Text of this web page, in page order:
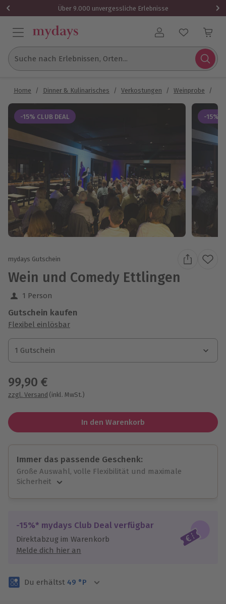
Über 9.000 unvergessliche Erlebnisse
Benutzerkonto
Suche nach Erlebnissen, Orten...
Home / Dinner & Kulinarisches / Verkostungen / Weinprobe /
-15% CLUB DEAL -15%
mydays Gutschein
Wein und Comedy Ettlingen
1 Person
Gutschein kaufen
Flexibel einlösbar
1 Gutschein
1 Gutschein
1 Gutschein
99,90 €
zzgl. Versand (inkl. MwSt.)
In den Warenkorb
Immer das passende Geschenk:
Große Auswahl, volle Flexibilität und maximale
Sicherheit
Jeder Gutschein für alle Erlebnisse einlösbar.
Maximale Sicherheit
3 Jahre gültig & verlängerbar.
-15%* mydays Club Deal verfügbar
Direktabzug im Warenkorb
Melde dich hier an
Du erhältst 49 °P